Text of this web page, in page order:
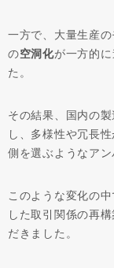
一方で、大量生産
の空洞化が一方的
た。
その結果、国内の
し、多様性や冗長
側を選ぶようなアン
このような変化の
した取引関係の再
だきました。